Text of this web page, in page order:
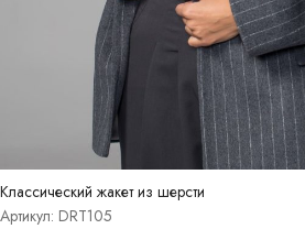
Классический жакет из шерсти
Артикул: DRT105